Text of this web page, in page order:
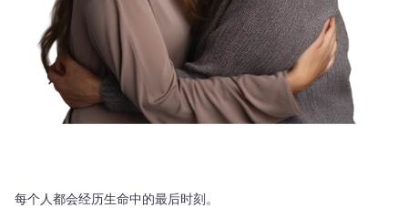
每个人都会经历生命中的最后时刻。